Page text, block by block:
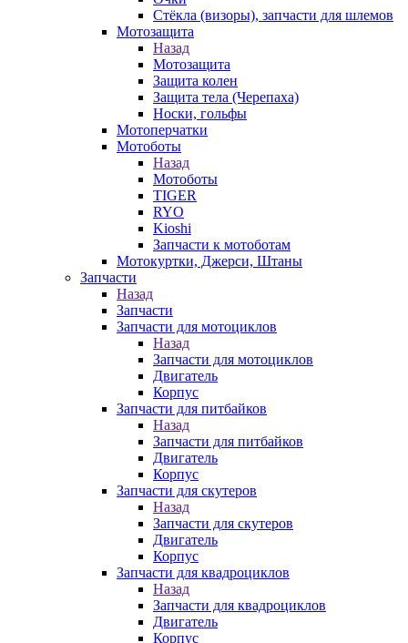
Стёкла (визоры), запчасти для шлемов
Мотозащита
Назад
Мотозащита
Защита колен
Защита тела (Черепаха)
Носки, гольфы
Мотоперчатки
Мотоботы
Назад
Мотоботы
TIGER
RYO
Kioshi
Запчасти к мотоботам
Мотокуртки, Джерси, Штаны
Запчасти
Назад
Запчасти
Запчасти для мотоциклов
Назад
Запчасти для мотоциклов
Двигатель
Корпус
Запчасти для питбайков
Назад
Запчасти для питбайков
Двигатель
Корпус
Запчасти для скутеров
Назад
Запчасти для скутеров
Двигатель
Корпус
Запчасти для квадроциклов
Назад
Запчасти для квадроциклов
Двигатель
Корпус